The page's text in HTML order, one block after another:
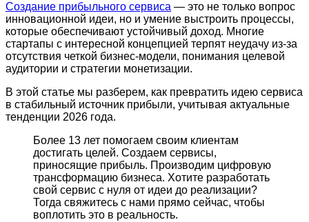
Создание прибыльного сервиса — это не только вопрос
инновационной идеи, но и умение выстроить процессы,
которые обеспечивают устойчивый доход. Многие
стартапы с интересной концепцией терпят неудачу из-за
отсутствия четкой бизнес-модели, понимания целевой
аудитории и стратегии монетизации.
В этой статье мы разберем, как превратить идею сервиса
в стабильный источник прибыли, учитывая актуальные
тенденции 2026 года.
Более 13 лет помогаем своим клиентам
достигать целей. Создаем сервисы,
приносящие прибыль. Производим цифровую
трансформацию бизнеса. Хотите разработать
свой сервис с нуля от идеи до реализации?
Тогда свяжитесь с нами прямо сейчас, чтобы
воплотить это в реальность.